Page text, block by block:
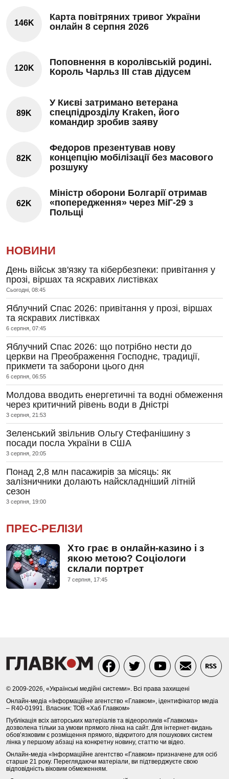
146K
Карта повітряних тривог України
онлайн 8 серпня 2026
120K
Поповнення в королівській родині.
Король Чарльз III став дідусем
89K
У Києві затримано ветерана
спецпідрозділу Kraken, його
командир зробив заяву
82K
Федоров презентував нову
концепцію мобілізації без масового
розшуку
62K
Міністр оборони Болгарії отримав
«попередження» через МіГ-29 з
Польщі
НОВИНИ
День військ зв'язку та кібербезпеки: привітання у
прозі, віршах та яскравих листівках
Сьогодні, 08:45
Яблучний Спас 2026: привітання у прозі, віршах
та яскравих листівках
6 серпня, 07:45
Яблучний Спас 2026: що потрібно нести до
церкви на Преображення Господнє, традиції,
прикмети та заборони цього дня
6 серпня, 06:55
Молдова вводить енергетичні та водні обмеження
через критичний рівень води в Дністрі
3 серпня, 21:53
Зеленський звільнив Ольгу Стефанішину з
посади посла України в США
3 серпня, 20:05
Понад 2,8 млн пасажирів за місяць: як
залізничники долають найскладніший літній
сезон
3 серпня, 19:00
ПРЕС-РЕЛІЗИ
Хто грає в онлайн-казино і з
якою метою? Соціологи
склали портрет
7 серпня, 17:45
© 2009-2026, «Українські медійні системи». Всі права захищені
Онлайн-медіа «Інформаційне агентство «Главком», ідентифікатор медіа
– R40-01991. Власник: ТОВ «Хаб Главком»
Публікація всіх авторських матеріалів та відеороликів «Главкома»
дозволена тільки за умови прямого лінка на сайт. Для інтернет-видань
обов’язковим є розміщення прямого, відкритого для пошукових систем
лінка у першому абзаці на конкретну новину, статтю чи відео.
Онлайн-медіа «Інформаційне агентство «Главком» призначене для осіб
старше 21 року. Переглядаючи матеріали, ви підтверджуєте свою
відповідність віковим обмеженням.